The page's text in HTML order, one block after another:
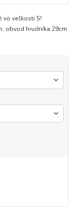
vo veľkosti S!
obvod hrudníka 29cm